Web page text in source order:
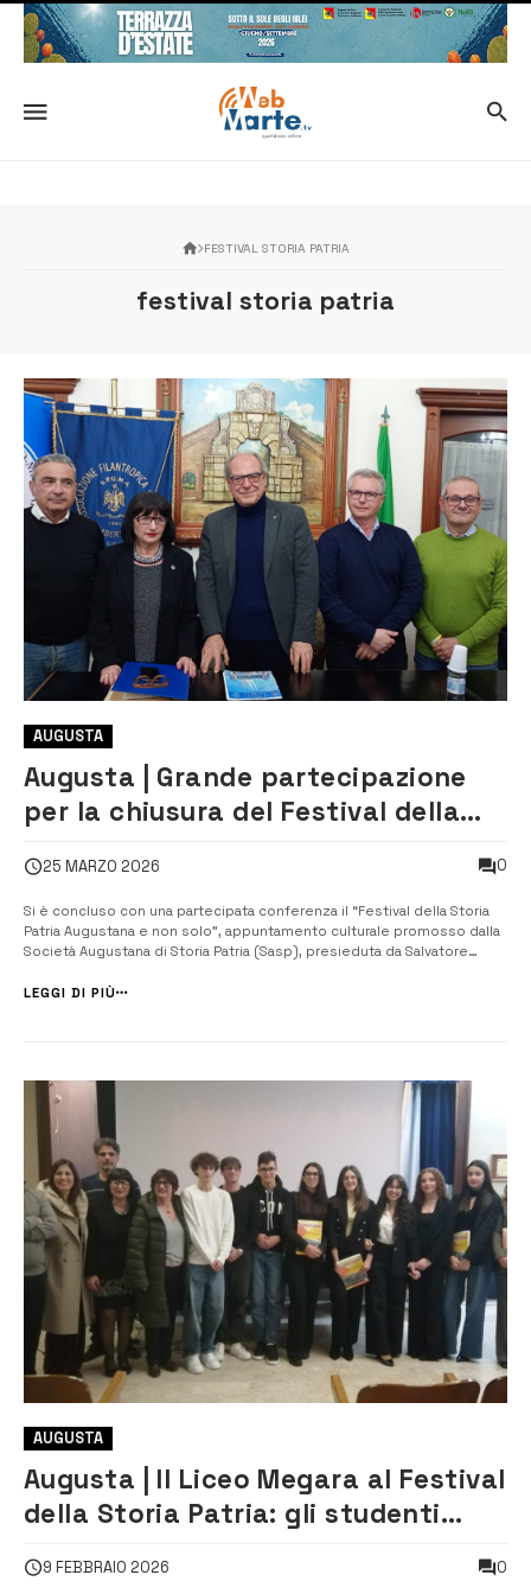
FESTIVAL STORIA PATRIA
festival storia patria
AUGUSTA
Augusta | Grande partecipazione
per la chiusura del Festival della
25 MARZO 2026 0
Si è concluso con una partecipata conferenza il “Festival della Storia
Patria Augustana e non solo”, appuntamento culturale promosso dalla
Società Augustana di Storia Patria (Sasp), presieduta da Salvatore
guidato da Mimmo Di Franco, registrando un significativo afflusso ...
LEGGI DI PIÙ
AUGUSTA
Augusta | Il Liceo Megara al Festival
della Storia Patria: gli studenti
9 FEBBRAIO 2026 0